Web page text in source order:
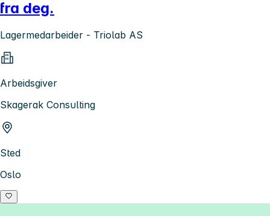
fra deg.
Lagermedarbeider - Triolab AS
Arbeidsgiver
Skagerak Consulting
Sted
Oslo